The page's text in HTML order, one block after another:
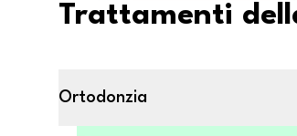
Trattamenti
Ortodonzia